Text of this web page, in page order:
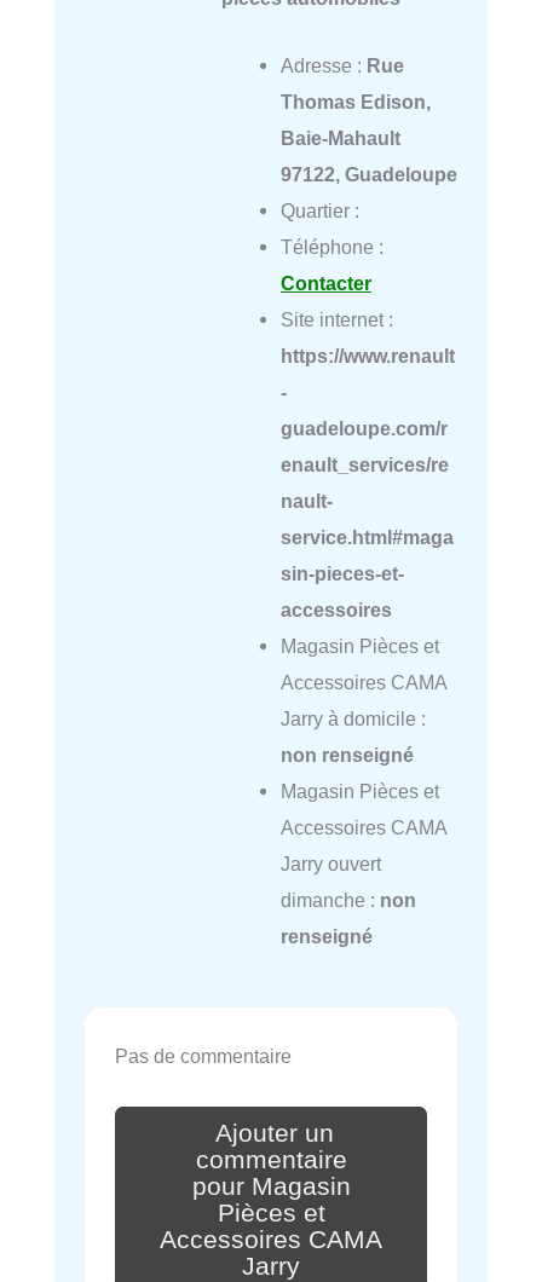
Adresse : Rue
Thomas Edison,
Baie-Mahault
97122, Guadeloupe
Quartier :
Téléphone :
Contacter
Site internet :
https://www.renault
-
guadeloupe.com/r
enault_services/re
nault-
service.html#maga
sin-pieces-et-
accessoires
Magasin Pièces et
Accessoires CAMA
Jarry à domicile :
non renseigné
Magasin Pièces et
Accessoires CAMA
Jarry ouvert
dimanche : non
renseigné
Pas de commentaire
Ajouter un
commentaire
pour Magasin
Pièces et
Accessoires CAMA
Jarry